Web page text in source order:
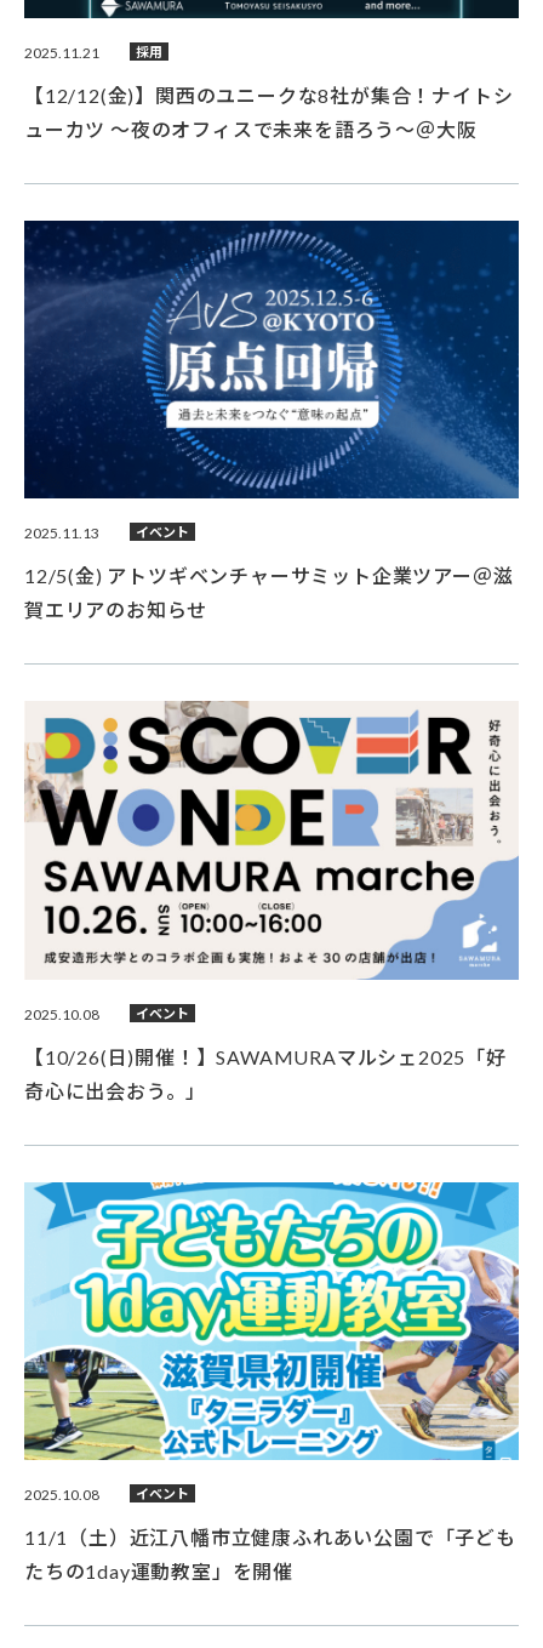
2025.11.21 採用
【12/12(金)】関西のユニークな8社が集合！ナイトシ
ューカツ 〜夜のオフィスで未来を語ろう〜＠大阪
2025.11.13 イベント
12/5(金) アトツギベンチャーサミット企業ツアー＠滋
賀エリアのお知らせ
2025.10.08 イベント
【10/26(日)開催！】SAWAMURAマルシェ2025「好
奇心に出会おう。」
2025.10.08 イベント
11/1（土）近江八幡市立健康ふれあい公園で「子ども
たちの1day運動教室」を開催